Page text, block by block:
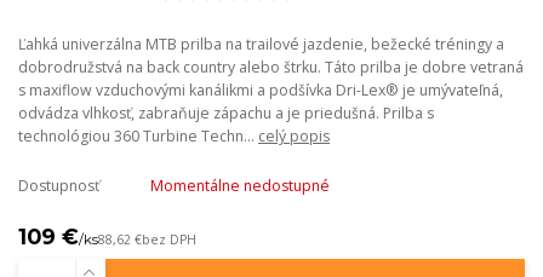
Ľahká univerzálna MTB prilba na trailové jazdenie, bežecké tréningy a
dobrodružstvá na back country alebo štrku. Táto prilba je dobre vetraná
s maxiflow vzduchovými kanálikmi a podšívka Dri-Lex® je umývateľná,
odvádza vlhkosť, zabraňuje zápachu a je priedušná. Prilba s
technológiou 360 Turbine Techn... celý popis
Dostupnosť Momentálne nedostupné
109 €/ks88,62 €bez DPH